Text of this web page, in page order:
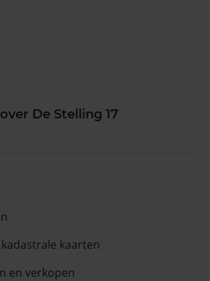
De Stelling 17
kaarten
en verkopen